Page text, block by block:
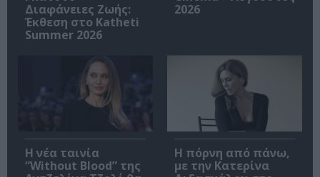
Διαφάνειες Ζωής:
Έκθεση στο Katheti
Summer 2026
2026
Η νέα ταινία
“Without Blood” της
Η πόρνη από πάνω,
με την Κατερίνα